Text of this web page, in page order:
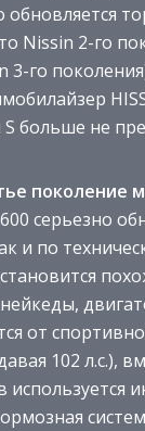
обновляется
Nissin 2-го
3-го
больше не
поколение
серьезно
и по
от
102 л.с.),